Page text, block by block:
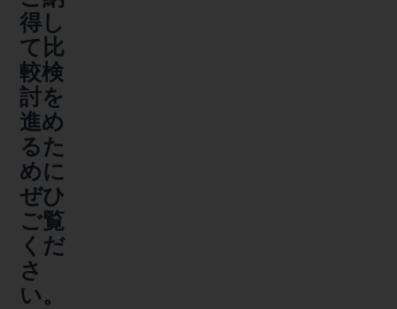
得し
て比
較検
討を
進め
るた
めに
ぜひ
ご覧
くだ
さ
い。